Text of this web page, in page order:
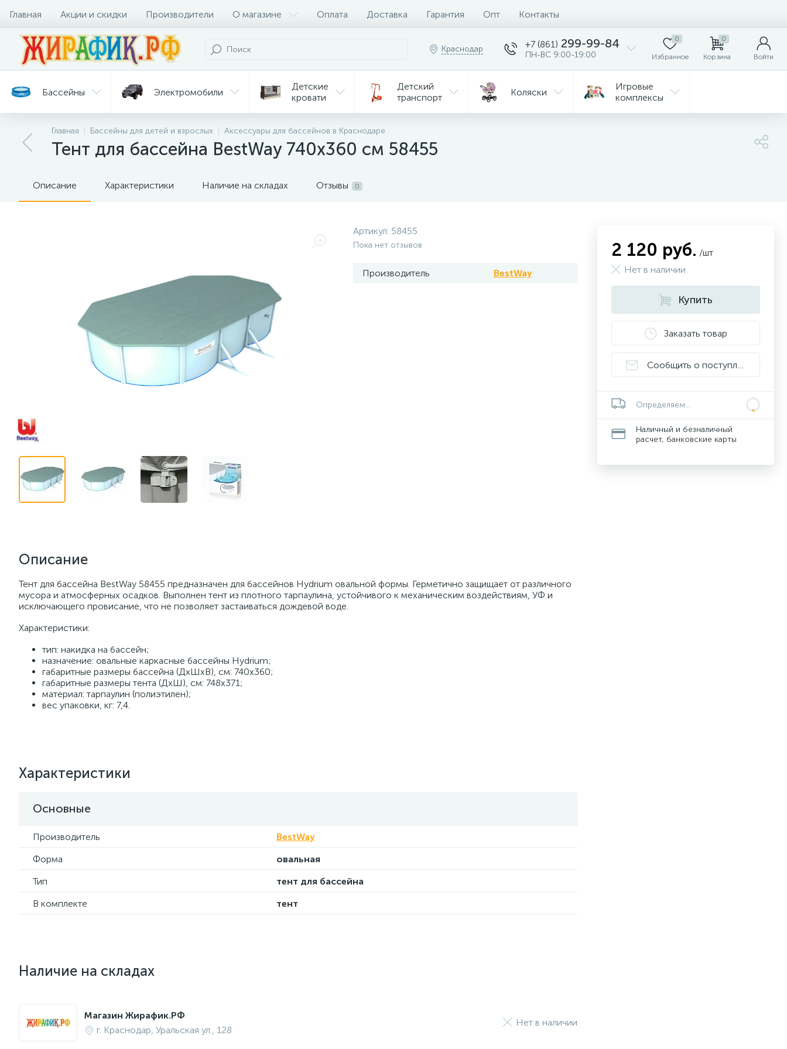
Главная Акции и скидки Производители О магазине Оплата Доставка Гарантия Опт Контакты
Краснодар +7 (861) 299-99-84
ПН-ВС 9:00-19:00
0
Избранное
0
Корзина Войти
Бассейны Электромобили
Детские
кровати
Детский
транспорт
Коляски
Игровые
комплексы
Батуты Велосипеды Мебель Игрушки
и уход
горки
для кормления
Главная Бассейны для детей и взрослых Аксессуары для бассейнов в Краснодаре
Тент для бассейна BestWay 740х360 см 58455
Описание Характеристики Наличие на складах Отзывы 0
Артикул: 58455
Пока нет отзывов
Производитель BestWay
Описание
Тент для бассейна BestWay 58455 предназначен для бассейнов Hydrium овальной формы. Герметично защищает от различного
мусора и атмосферных осадков. Выполнен тент из плотного тарпаулина, устойчивого к механическим воздействиям, УФ и
исключающего провисание, что не позволяет застаиваться дождевой воде.
Характеристики:
тип: накидка на бассейн;
назначение: овальные каркасные бассейны Hydrium;
габаритные размеры бассейна (ДхШхВ), см: 740х360;
габаритные размеры тента (ДхШ), см: 748х371;
материал: тарпаулин (полиэтилен);
вес упаковки, кг: 7,4.
Характеристики
Основные
Производитель
BestWay
Форма
овальная
Тип
тент для бассейна
В комплекте
тент
Наличие на складах
Магазин Жирафик.РФ
г. Краснодар, Уральская ул., 128
Нет в наличии
2 120 руб. /шт
Нет в наличии
Купить
Заказать товар
Сообщить о поступлении
Определяем...
Наличный и безналичный
расчет, банковские карты